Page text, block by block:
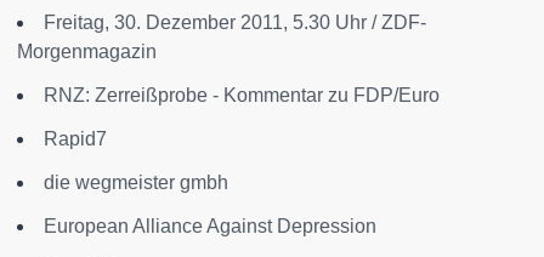
Freitag, 30. Dezember 2011, 5.30 Uhr / ZDF-
Morgenmagazin
RNZ: Zerreißprobe - Kommentar zu FDP/Euro
Rapid7
die wegmeister gmbh
European Alliance Against Depression